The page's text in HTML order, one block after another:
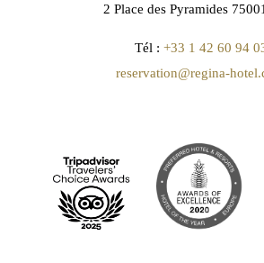
2 Place des Pyramides
Tél : +33 1 42 60 94
reservation@regina-